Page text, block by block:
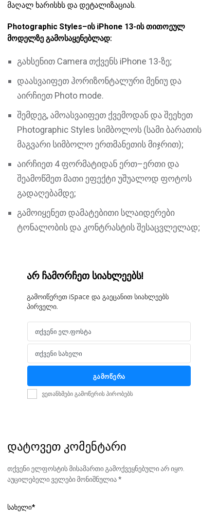
მაღალ ხარისხს და დეტალიზაციას.
Photographic Styles–ის iPhone 13-ის თითოეულ
მოდელზე გამოსაყენებლად:
გახსენით Camera თქვენს iPhone 13-ზე;
დაასვაიფეთ ჰორიზონტალური მენიუ და
აირჩიეთ Photo mode.
შემდეგ, ამოასვაიფეთ ქვემოდან და შეეხეთ
Photographic Styles სიმბოლოს (სამი ბარათის
მაგვარი სიმბოლო ერთმანეთის მიჯრით);
აირჩიეთ 4 ფორმატიდან ერთ–ერთი და
შეამოწმეთ მათი ეფექტი უშუალოდ ფოტოს
გადაღებამდე;
გამოიყენეთ დამატებითი სლაიდერები
ტონალობის და კონტრასტის შესაცვლელად;
არ ჩამორჩეთ სიახლეებს!
გამოიწერეთ iSpace და გაეცანით სიახლეებს
პირველი.
Email
თქვენი ელ.ფოსტა
Name
თქვენი სახელი
გამოწერა
ვეთანხმები გამოწერის პირობებს
დატოვეთ კომენტარი
თქვენი ელფოსტის მისამართი გამოქვეყნებული არ იყო.
აუცილებელი ველები მონიშნულია*
სახელი*